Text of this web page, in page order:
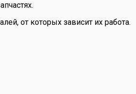
от которых зависит их работа.